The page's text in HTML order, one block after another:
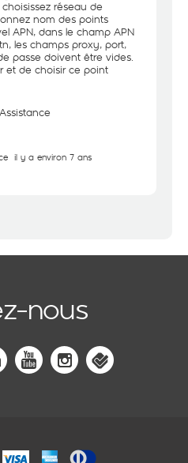
réseau de
nom des points
APN, dans le champ APN
les champs proxy, port,
passe doivent être vides.
et de choisir ce point
il y a environ 7 ans
nous